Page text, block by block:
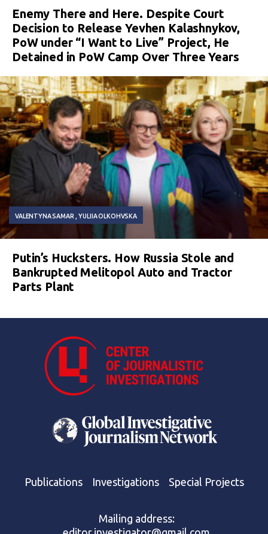
Enemy There and Here. Despite Court
Decision to Release Yevhen Kalashnykov,
PoW under “I Want to Live” Project, He
Detained in PoW Camp Over Three Years
VALENTYNA SAMAR YULIIA OLKOHVSKA
Putin’s Hucksters. How Russia Stole and
Bankrupted Melitopol Auto and Tractor
Parts Plant
Publications Investigations Special Projects
Mailing address: